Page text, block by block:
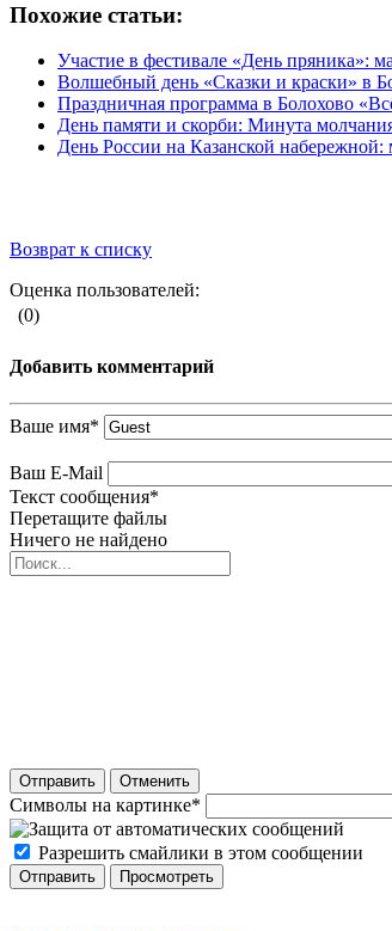
Похожие статьи:
Участие в фестивале «День пряника»:
Волшебный день «Сказки и краски» в
Праздничная программа в Болохово
День памяти и скорби: Минута
День России на Казанской
Возврат к списку
Оценка пользователей:
(0)
Добавить комментарий
Ваше имя*
Ваш E-Mail
Текст сообщения*
Перетащите файлы
Ничего не найдено
Отправить Отменить
Символы на картинке*
Разрешить смайлики в этом сообщении